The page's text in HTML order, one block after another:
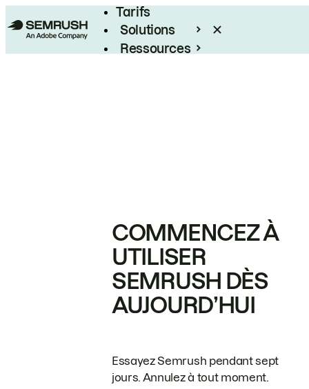
Tarifs
Solutions
Ressources
COMMENCEZ À
UTILISER
SEMRUSH DÈS
AUJOURD’HUI
Essayez Semrush pendant sept
jours. Annulez à tout moment.